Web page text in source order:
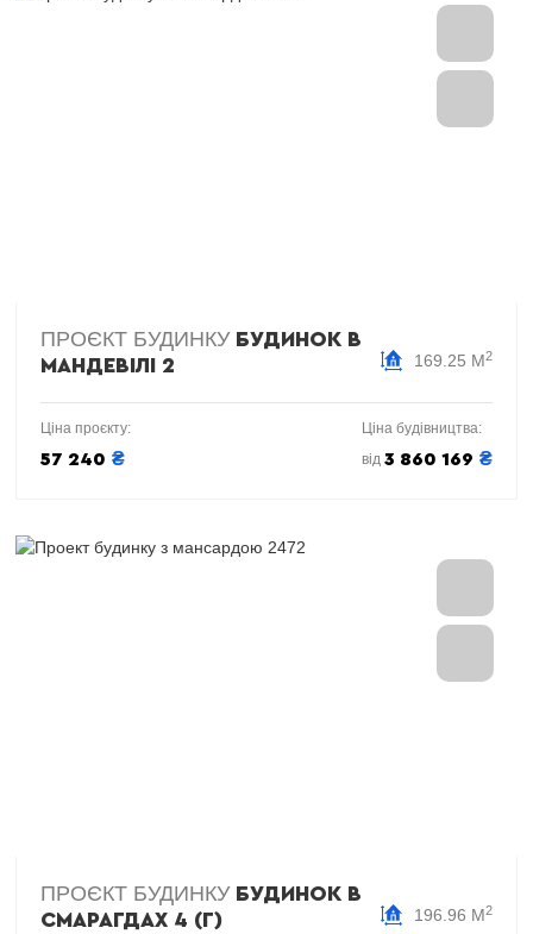
ПРОЄКТ БУДИНКУ БУДИНОК В
МАНДЕВІЛІ 2
169.25 М2
Ціна проєкту:
57 240 ₴
Ціна будівництва:
від 3 860 169 ₴
ПРОЄКТ БУДИНКУ БУДИНОК В
СМАРАГДАХ 4 (Г)
196.96 М2